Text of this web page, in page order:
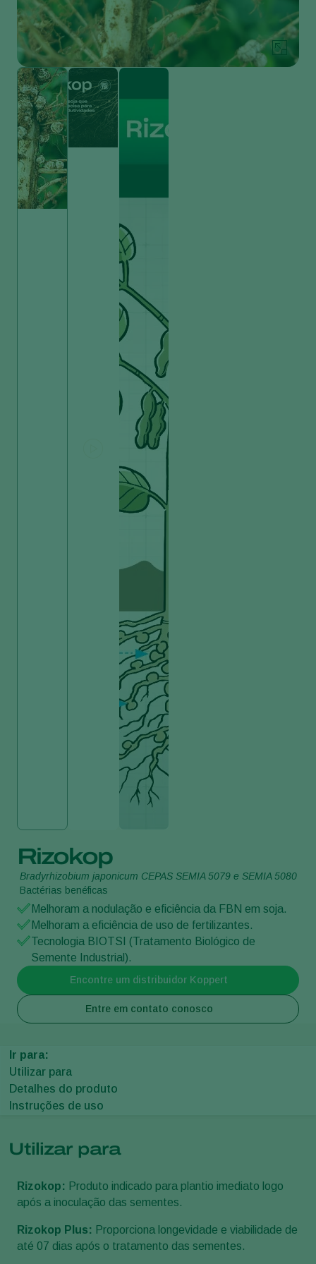
Rizokop
Bradyrhizobium japonicum CEPAS SEMIA 5079 e SEMIA 5080
Bactérias benéficas
Melhoram a nodulação e eficiência da FBN em soja.
Melhoram a eficiência de uso de fertilizantes.
Tecnologia BIOTSI (Tratamento Biológico de
Semente Industrial).
Encontre um distribuidor Koppert
Entre em contato conosco
Ir para:
Utilizar para
Detalhes do produto
Instruções de uso
Utilizar para
Rizokop: Produto indicado para plantio imediato logo
após a inoculação das sementes.
Rizokop Plus: Proporciona longevidade e viabilidade de
até 07 dias após o tratamento das sementes.